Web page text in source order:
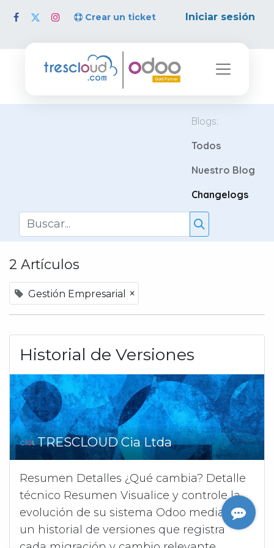
Crear un ticket Iniciar sesión
Blogs:
Todos
Nuestro Blog
Changelogs
2 Artículos
Gestión Empresarial ×
Historial de Versiones
TRESCLOUD Cia Ltda
Resumen Detalles ¿Qué cambia? Detalle
técnico Resumen Visualice y controle la
evolución de su sistema Odoo mediante
un historial de versiones que registra